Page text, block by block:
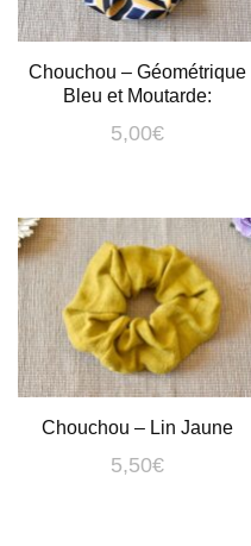
Chouchou – Géométrique
Bleu et Moutarde:
5,00€
Chouchou – Lin Jaune
5,50€